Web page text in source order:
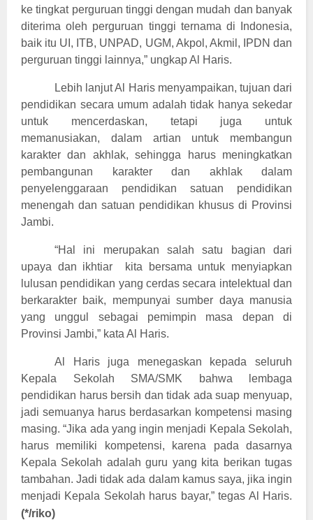
ke tingkat perguruan tinggi dengan mudah dan banyak
diterima oleh perguruan tinggi ternama di Indonesia,
baik itu UI, ITB, UNPAD, UGM, Akpol, Akmil, IPDN dan
perguruan tinggi lainnya,” ungkap Al Haris.
Lebih lanjut Al Haris menyampaikan, tujuan dari
pendidikan secara umum adalah tidak hanya sekedar
untuk mencerdaskan, tetapi juga untuk
memanusiakan, dalam artian untuk membangun
karakter dan akhlak, sehingga harus meningkatkan
pembangunan karakter dan akhlak dalam
penyelenggaraan pendidikan satuan pendidikan
menengah dan satuan pendidikan khusus di Provinsi
Jambi.
“Hal ini merupakan salah satu bagian dari
upaya dan ikhtiar kita bersama untuk menyiapkan
lulusan pendidikan yang cerdas secara intelektual dan
berkarakter baik, mempunyai sumber daya manusia
yang unggul sebagai pemimpin masa depan di
Provinsi Jambi,” kata Al Haris.
Al Haris juga menegaskan kepada seluruh
Kepala Sekolah SMA/SMK bahwa lembaga
pendidikan harus bersih dan tidak ada suap menyuap,
jadi semuanya harus berdasarkan kompetensi masing
masing. “Jika ada yang ingin menjadi Kepala Sekolah,
harus memiliki kompetensi, karena pada dasarnya
Kepala Sekolah adalah guru yang kita berikan tugas
tambahan. Jadi tidak ada dalam kamus saya, jika ingin
menjadi Kepala Sekolah harus bayar,” tegas Al Haris.
(*/riko)